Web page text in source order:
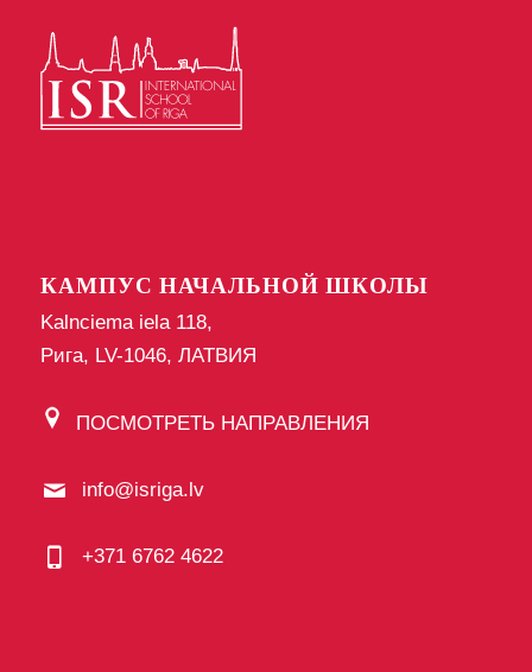
КАМПУС НАЧАЛЬНОЙ ШКОЛЫ
Kalnciema iela 118,
Рига, LV-1046, ЛАТВИЯ
ПОСМОТРЕТЬ НАПРАВЛЕНИЯ
info@isriga.lv
+371 6762 4622